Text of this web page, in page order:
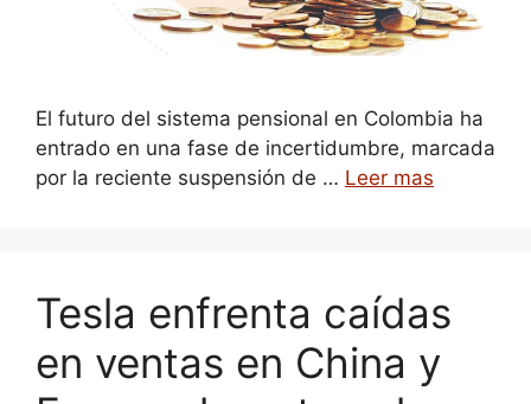
El futuro del sistema pensional en Colombia ha
entrado en una fase de incertidumbre, marcada
por la reciente suspensión de … Leer mas
Tesla enfrenta caídas
en ventas en China y